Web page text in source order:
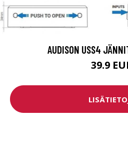
AUDISON USS4
39.9